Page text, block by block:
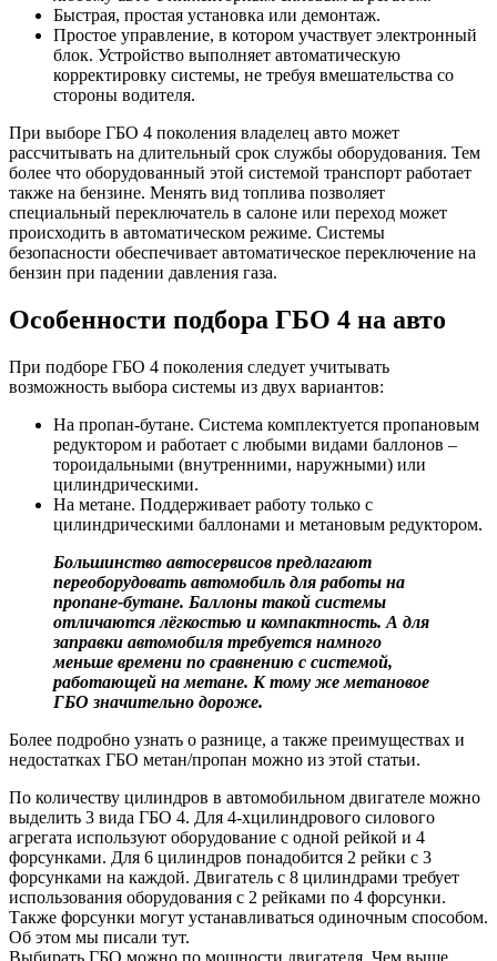
Быстрая, простая установка или демонтаж.
Простое управление, в котором участвует электронный
блок. Устройство выполняет автоматическую
корректировку системы, не требуя вмешательства со
стороны водителя.
При выборе ГБО 4 поколения владелец авто может
рассчитывать на длительный срок службы оборудования. Тем
более что оборудованный этой системой транспорт работает
также на бензине. Менять вид топлива позволяет
специальный переключатель в салоне или переход может
происходить в автоматическом режиме. Системы
безопасности обеспечивает автоматическое переключение на
бензин при падении давления газа.
Особенности подбора ГБО 4 на авто
При подборе ГБО 4 поколения следует учитывать
возможность выбора системы из двух вариантов:
На пропан-бутане. Система комплектуется пропановым
редуктором и работает с любыми видами баллонов –
тороидальными (внутренними, наружными) или
цилиндрическими.
На метане. Поддерживает работу только с
цилиндрическими баллонами и метановым редуктором.
Большинство автосервисов предлагают
переоборудовать автомобиль для работы на
пропане-бутане. Баллоны такой системы
отличаются лёгкостью и компактность. А для
заправки автомобиля требуется намного
меньше времени по сравнению с системой,
работающей на метане. К тому же метановое
ГБО значительно дороже.
Более подробно узнать о разнице, а также преимуществах и
недостатках ГБО метан/пропан можно из этой статьи.
По количеству цилиндров в автомобильном двигателе можно
выделить 3 вида ГБО 4. Для 4-хцилиндрового силового
агрегата используют оборудование с одной рейкой и 4
форсунками. Для 6 цилиндров понадобится 2 рейки с 3
форсунками на каждой. Двигатель с 8 цилиндрами требует
использования оборудования с 2 рейками по 4 форсунки.
Также форсунки могут устанавливаться одиночным способом.
Об этом мы писали тут.